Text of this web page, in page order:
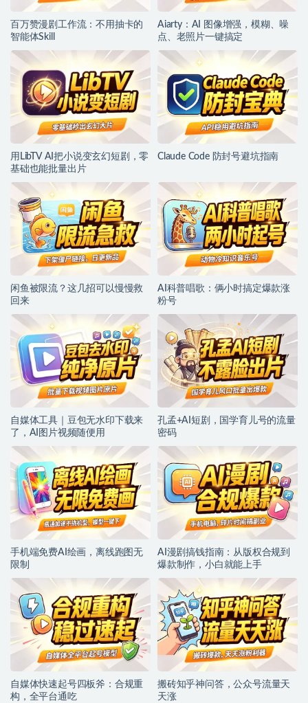
百万赞漫剧工作流：不用抽卡的
智能体Skill
Aiarty：AI 图像增强，模糊、噪
点、老照片一键搞定
用LibTV AI把小说变玄幻短剧，零
基础也能批量出片
Claude Code 防封号避坑指南
闲鱼被限流？这几招可以慢慢救
回来
AI科普唱歌：俩小时搞定爆款涨
粉号
自媒体工具｜豆包无水印下载来
了，AI图片视频随便用
孔孟+AI短剧，国学育儿号的流量
密码
手机端免费AI绘画，离线跑图无
限制
AI漫剧搞钱指南：从版权合规到
爆款制作，小白就能上手
自媒体快速起号四板斧：合规重
构，全平台通吃
搬砖知乎神问答，公众号流量天
天涨